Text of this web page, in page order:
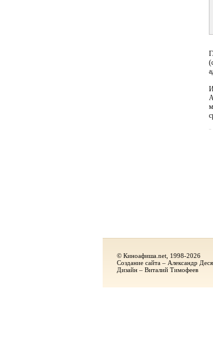
© Киноафиша.net, 1998-2026
Создание сайта – Александр
Дизайн – Виталий Тимофеев